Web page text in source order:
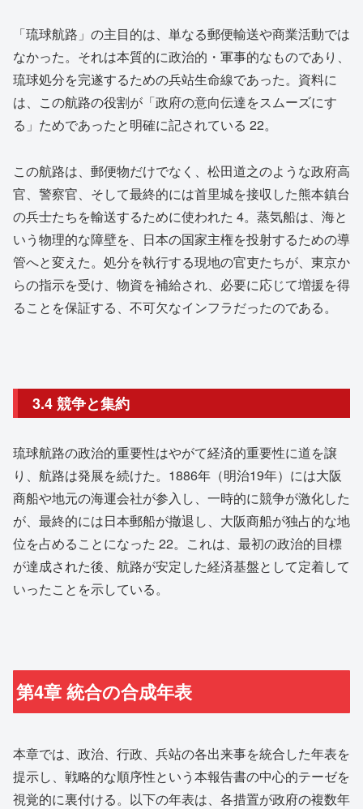
「琉球航路」の主目的は、単なる郵便輸送や商業活動では
なかった。それは本質的に政治的・軍事的なものであり、
琉球処分を完遂するための兵站生命線であった。資料に
は、この航路の役割が「政府の意向伝達をスムーズにす
る」ためであったと明確に記されている 22。
この航路は、郵便物だけでなく、松田道之のような政府高
官、警察官、そして最終的には首里城を接収した熊本鎮台
の兵士たちを輸送するために使われた 4。蒸気船は、海と
いう物理的な障壁を、日本の国家主権を投射するための導
管へと変えた。処分を執行する現地の官吏たちが、東京か
らの指示を受け、物資を補給され、必要に応じて増援を得
ることを保証する、不可欠なインフラだったのである。
3.4 競争と集約
琉球航路の政治的重要性はやがて経済的重要性に道を譲
り、航路は発展を続けた。1886年（明治19年）には大阪
商船や地元の海運会社が参入し、一時的に競争が激化した
が、最終的には日本郵船が撤退し、大阪商船が独占的な地
位を占めることになった 22。これは、最初の政治的目標
が達成された後、航路が安定した経済基盤として定着して
いったことを示している。
第4章 統合の合成年表
本章では、政治、行政、兵站の各出来事を統合した年表を
提示し、戦略的な順序性という本報告書の中心的テーゼを
視覚的に裏付ける。以下の年表は、各措置が政府の複数年